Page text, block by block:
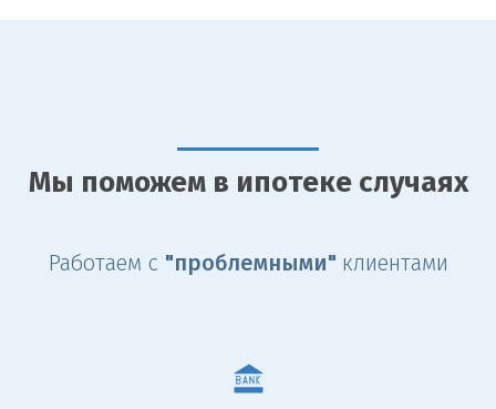
Мы поможем в ипотеке случаях
Работаем с "проблемными" клиентами